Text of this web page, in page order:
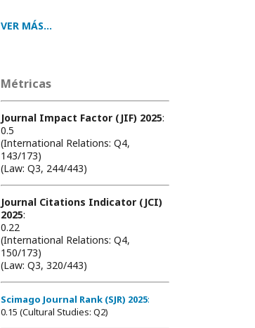
VER MÁS...
Métricas
Journal Impact Factor (JIF) 2025:
0.5
(International Relations: Q4,
143/173)
(Law: Q3, 244/443)
Journal Citations Indicator (JCI)
2025:
0.22
(International Relations: Q4,
150/173)
(Law: Q3, 320/443)
Scimago Journal Rank (SJR) 2025:
0.15 (Cultural Studies: Q2)